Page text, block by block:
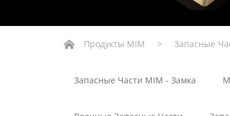
Продукты MIM > Запасные
Запасные Части MIM - Замка